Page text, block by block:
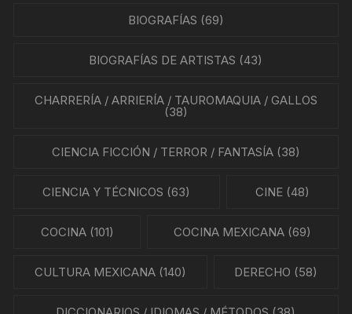
BIOGRAFÍAS (69)
BIOGRAFÍAS DE ARTISTAS (43)
CHARRERÍA / ARRIERÍA / TAUROMAQUIA / GALLOS
(38)
CIENCIA FICCIÓN / TERROR / FANTASÍA(38)
CIENCIA Y TÉCNICOS (63) CINE(48)
COCINA(101) COCINA MEXICANA (69)
CULTURA MEXICANA(140) DERECHO (58)